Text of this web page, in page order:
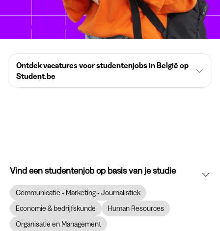
Ontdek vacatures voor studentenjobs in België op
Student.be
Vind een studentenjob op basis van je studie
Communicatie - Marketing - Journalistiek
Economie & bedrijfskunde
Human Resources
Organisatie en Management